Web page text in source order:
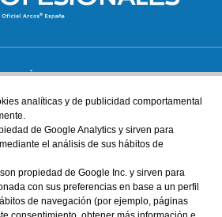
AL CLIENTE
profesionales.com
972555255
tienda física
Sobre nosotros
analíticas y de publicidad comportamental
de Google Analytics y sirven para
el análisis de sus hábitos de
propiedad de Google Inc. y sirven para
con sus preferencias en base a un perfil
de navegación (por ejemplo, páginas